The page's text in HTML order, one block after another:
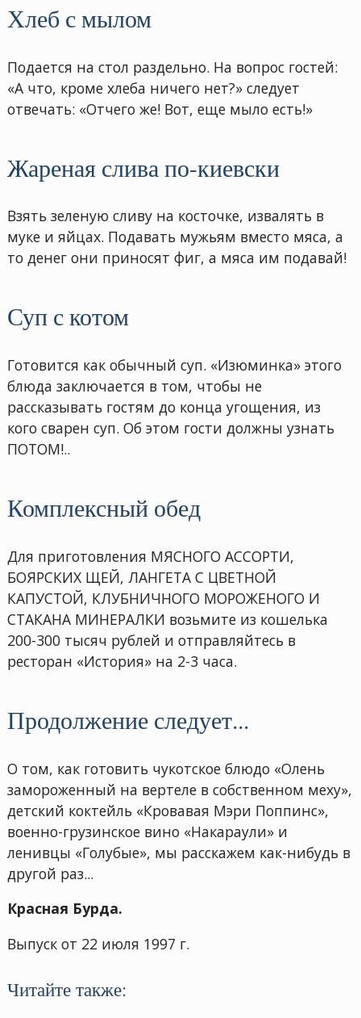
Хлеб с мылом
Подается на стол раздельно. На вопрос гостей:
«А что, кроме хлеба ничего нет?» следует
отвечать: «Отчего же! Вот, еще мыло есть!»
Жареная слива по-киевски
Взять зеленую сливу на косточке, извалять в
муке и яйцах. Подавать мужьям вместо мяса, а
то денег они приносят фиг, а мяса им подавай!
Суп с котом
Готовится как обычный суп. «Изюминка» этого
блюда заключается в том, чтобы не
рассказывать гостям до конца угощения, из
кого сварен суп. Об этом гости должны узнать
ПОТОМ!..
Комплексный обед
Для приготовления МЯСНОГО АССОРТИ,
БОЯРСКИХ ЩЕЙ, ЛАНГЕТА С ЦВЕТНОЙ
КАПУСТОЙ, КЛУБНИЧНОГО МОРОЖЕНОГО И
СТАКАНА МИНЕРАЛКИ возьмите из кошелька
200-300 тысяч рублей и отправляйтесь в
ресторан «История» на 2-3 часа.
Продолжение следует...
О том, как готовить чукотское блюдо «Олень
замороженный на вертеле в собственном меху»,
детский коктейль «Кровавая Мэри Поппинс»,
военно-грузинское вино «Накараули» и
ленивцы «Голубые», мы расскажем как-нибудь в
другой раз...
Красная Бурда.
Выпуск от 22 июля 1997 г.
Читайте также: